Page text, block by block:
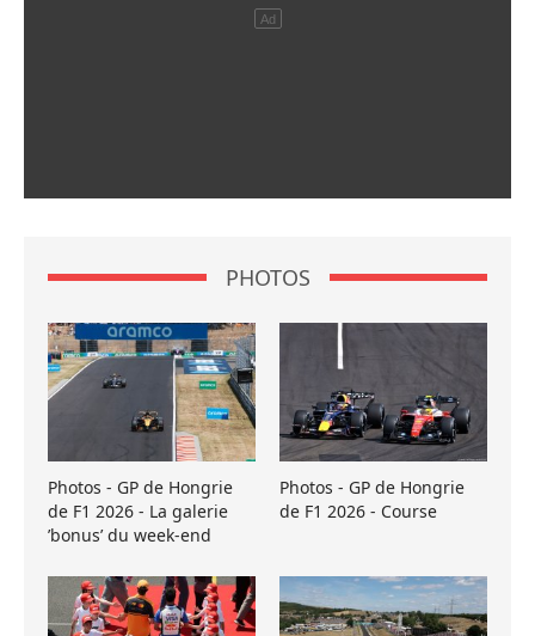
PHOTOS
Photos - GP de Hongrie
de F1 2026 - La galerie
’bonus’ du week-end
Photos - GP de Hongrie
de F1 2026 - Course